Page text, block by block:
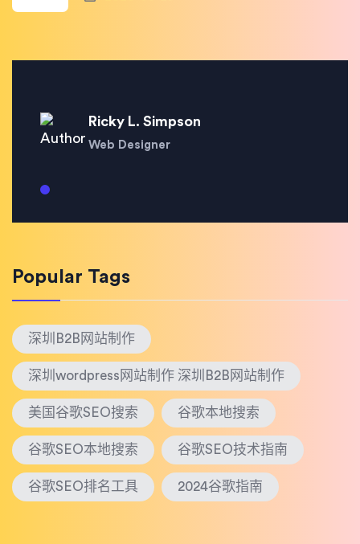
Ricky L. Simpson
Web Designer
Popular Tags
深圳B2B网站制作
深圳wordpress网站制作 深圳B2B网站制作
美国谷歌SEO搜索 谷歌本地搜索
谷歌SEO本地搜索 谷歌SEO技术指南
谷歌SEO排名工具 2024谷歌指南